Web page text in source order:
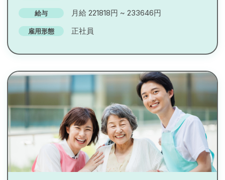
給与 月給 221818円 ~ 233646円
雇用形態 正社員